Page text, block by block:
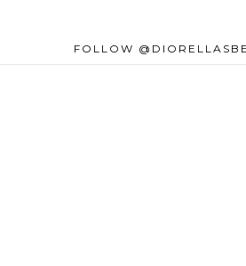
FOLLOW